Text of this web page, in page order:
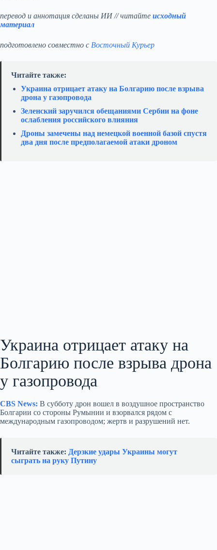
перевод и аннотация сделаны ИИ // читайте исходный
материал
подготовлено совместно с Восточный Курьер
Читайте также:
Украина отрицает атаку на Болгарию после взрыва
дрона у газопровода
Зеленский заручился обещаниями Сербии на фоне
ослабления российского влияния
Дроны замечены над немецкой военной базой спустя
два дня после предполагаемой атаки дроном
Украина отрицает атаку на
Болгарию после взрыва дрона
у газопровода
CBS News: В субботу дрон вошел в воздушное пространство
Болгарии со стороны Румынии и взорвался рядом с
международным газопроводом; жертв и разрушений нет.
Читайте также: Дерзкие удары Украины могут
сыграть на руку Путину